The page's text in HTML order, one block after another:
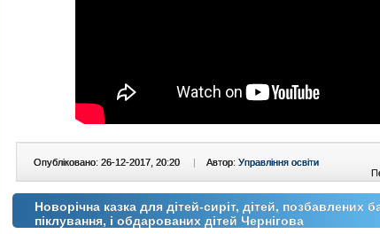
Опубліковано: 26-12-2017, 20:20 | Автор: Управління освіти
Новорічна казка для дітей-сиріт, дітей, позбавлених
піклування, і обдарованих дітей Чернігова